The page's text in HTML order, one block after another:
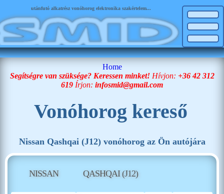
utánfutó alkatrész vonóhorog elektronika szakértelem...
Home
Segítségre van szüksége? Keressen minket! Hívjon: +36 42 312
619 Írjon: infosmid@gmail.com
Vonóhorog kereső
Nissan Qashqai (J12) vonóhorog az Ön autójára
NISSAN QASHQAI (J12)